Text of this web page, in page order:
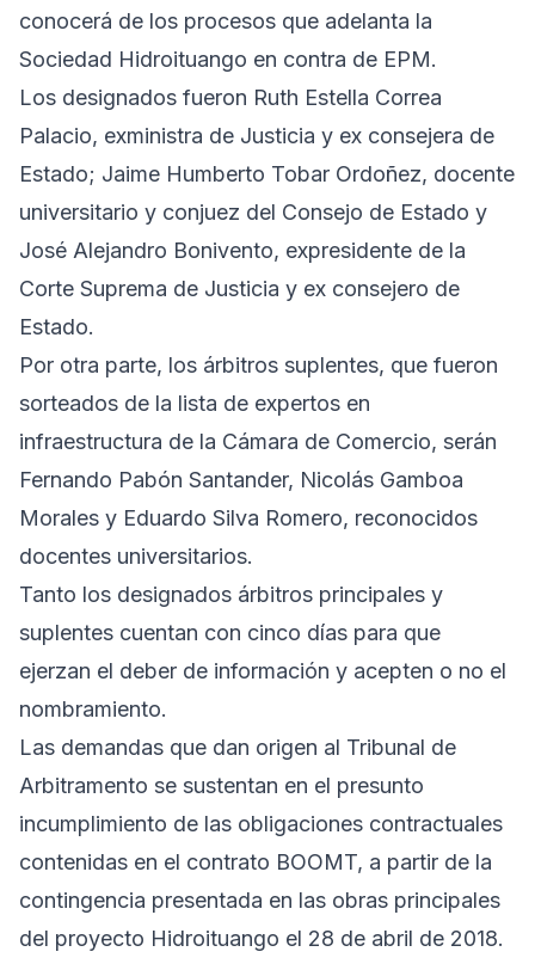
conocerá de los procesos que adelanta la
Sociedad Hidroituango en contra de EPM.
Los designados fueron Ruth Estella Correa
Palacio, exministra de Justicia y ex consejera de
Estado; Jaime Humberto Tobar Ordoñez, docente
universitario y conjuez del Consejo de Estado y
José Alejandro Bonivento, expresidente de la
Corte Suprema de Justicia y ex consejero de
Estado.
Por otra parte, los árbitros suplentes, que fueron
sorteados de la lista de expertos en
infraestructura de la Cámara de Comercio, serán
Fernando Pabón Santander, Nicolás Gamboa
Morales y Eduardo Silva Romero, reconocidos
docentes universitarios.
Tanto los designados árbitros principales y
suplentes cuentan con cinco días para que
ejerzan el deber de información y acepten o no el
nombramiento.
Las demandas que dan origen al Tribunal de
Arbitramento se sustentan en el presunto
incumplimiento de las obligaciones contractuales
contenidas en el contrato BOOMT, a partir de la
contingencia presentada en las obras principales
del proyecto Hidroituango el 28 de abril de 2018.